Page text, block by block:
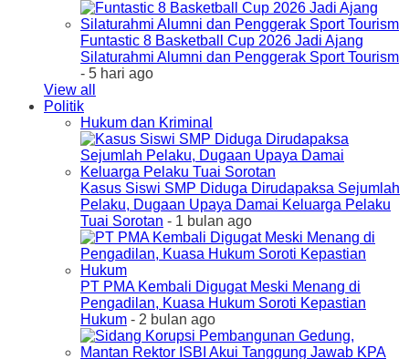
Funtastic 8 Basketball Cup 2026 Jadi Ajang
Silaturahmi Alumni dan Penggerak Sport Tourism
- 5 hari ago
View all
Politik
Hukum dan Kriminal
Kasus Siswi SMP Diduga Dirudapaksa Sejumlah
Pelaku, Dugaan Upaya Damai Keluarga Pelaku
Tuai Sorotan - 1 bulan ago
PT PMA Kembali Digugat Meski Menang di
Pengadilan, Kuasa Hukum Soroti Kepastian
Hukum - 2 bulan ago